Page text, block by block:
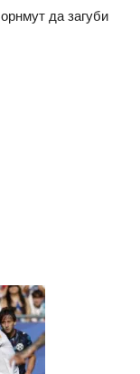
да загуби